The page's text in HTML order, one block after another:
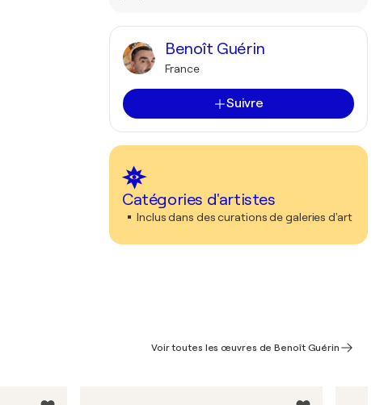
Benoît Guérin
France
Suivre
Catégories d'artistes
Inclus dans des curations de galeries d'art
Voir toutes les œuvres de Benoît Guérin